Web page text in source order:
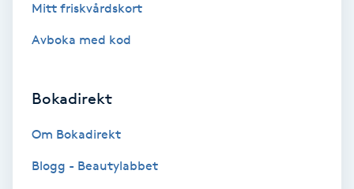
Yin Yoga
Yoga
Mitt friskvårdskort
Avboka med kod
Bokadirekt
Om Bokadirekt
Blogg - Beautylabbet